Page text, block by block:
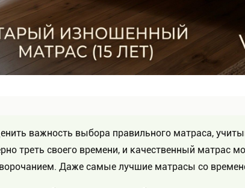
важность выбора правильного матраса,
треть своего времени, и качественный
Даже самые лучшие матрасы со